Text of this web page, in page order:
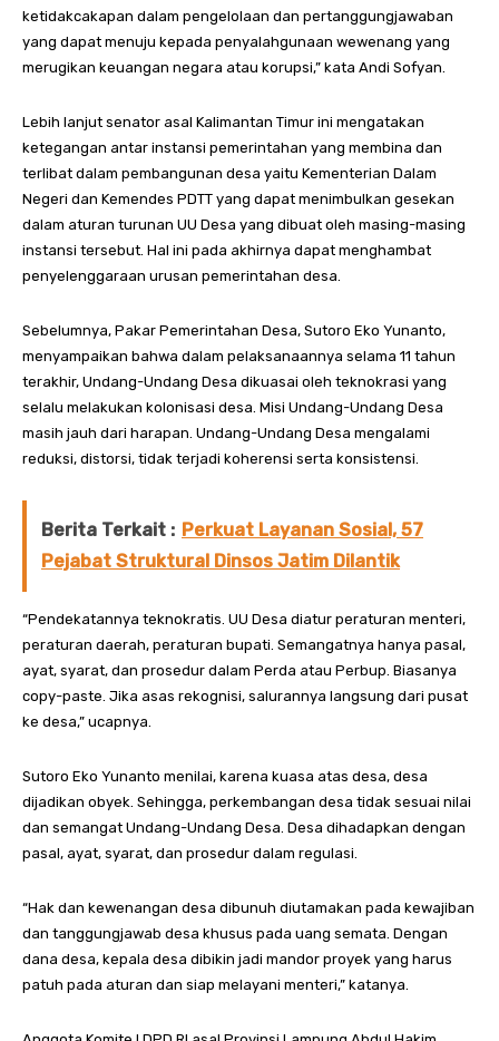
ketidakcakapan dalam pengelolaan dan pertanggungjawaban
yang dapat menuju kepada penyalahgunaan wewenang yang
merugikan keuangan negara atau korupsi,” kata Andi Sofyan.
Lebih lanjut senator asal Kalimantan Timur ini mengatakan
ketegangan antar instansi pemerintahan yang membina dan
terlibat dalam pembangunan desa yaitu Kementerian Dalam
Negeri dan Kemendes PDTT yang dapat menimbulkan gesekan
dalam aturan turunan UU Desa yang dibuat oleh masing-masing
instansi tersebut. Hal ini pada akhirnya dapat menghambat
penyelenggaraan urusan pemerintahan desa.
Sebelumnya, Pakar Pemerintahan Desa, Sutoro Eko Yunanto,
menyampaikan bahwa dalam pelaksanaannya selama 11 tahun
terakhir, Undang-Undang Desa dikuasai oleh teknokrasi yang
selalu melakukan kolonisasi desa. Misi Undang-Undang Desa
masih jauh dari harapan. Undang-Undang Desa mengalami
reduksi, distorsi, tidak terjadi koherensi serta konsistensi.
Berita Terkait : Perkuat Layanan Sosial, 57
Pejabat Struktural Dinsos Jatim Dilantik
“Pendekatannya teknokratis. UU Desa diatur peraturan menteri,
peraturan daerah, peraturan bupati. Semangatnya hanya pasal,
ayat, syarat, dan prosedur dalam Perda atau Perbup. Biasanya
copy-paste. Jika asas rekognisi, salurannya langsung dari pusat
ke desa,” ucapnya.
Sutoro Eko Yunanto menilai, karena kuasa atas desa, desa
dijadikan obyek. Sehingga, perkembangan desa tidak sesuai nilai
dan semangat Undang-Undang Desa. Desa dihadapkan dengan
pasal, ayat, syarat, dan prosedur dalam regulasi.
“Hak dan kewenangan desa dibunuh diutamakan pada kewajiban
dan tanggungjawab desa khusus pada uang semata. Dengan
dana desa, kepala desa dibikin jadi mandor proyek yang harus
patuh pada aturan dan siap melayani menteri,” katanya.